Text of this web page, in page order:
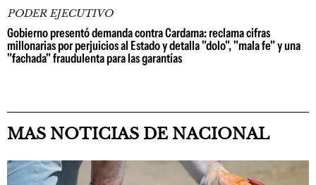
PODER EJECUTIVO
Gobierno presentó demanda contra Cardama: reclama cifras
millonarias por perjuicios al Estado y detalla "dolo", "mala fe" y una
"fachada" fraudulenta para las garantías
MAS NOTICIAS DE NACIONAL